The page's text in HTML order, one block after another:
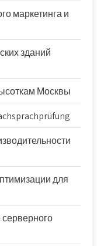
маркетинга и
зданий
Москвы
для